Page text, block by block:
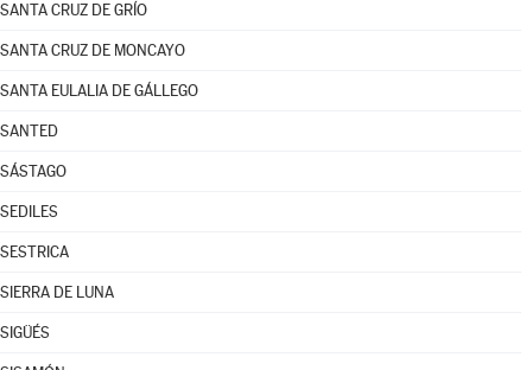
SANTA CRUZ DE GRÍO
SANTA CRUZ DE MONCAYO
SANTA EULALIA DE GÁLLEGO
SANTED
SÁSTAGO
SEDILES
SESTRICA
SIERRA DE LUNA
SIGÜÉS